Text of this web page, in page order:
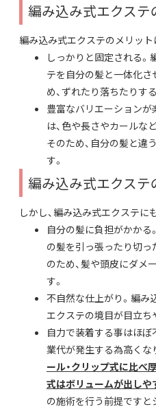
編み込み式エクステ
編み込み式エクステのメリット
しっかりと固定される。
テを自分の髪と一体化さ
め、ずれたり落ちたりす
豊富なバリエーションが
は、色や長さやカールな
そのため、自分の髪と違
す。
編み込み式エクステ
しかし、編み込み式エクステに
自分の髪に負担がかかる
の髪を引っ張ったり切っ
のため、髪や頭皮にダメ
す。
不自然な仕上がり。編み
エクステの境目が目立ち
自力で装着する事はほぼ
業代が発生する為高くな
ール・クリップ式に比べ
式はボリュームが出しや
の施術を行う前提です